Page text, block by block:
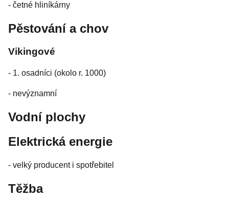
- četné hliníkárny
Pěstování a chov
Vikingové
- 1. osadníci (okolo r. 1000)
- nevýznamní
Vodní plochy
Elektrická energie
- velký producent i spotřebitel
Těžba